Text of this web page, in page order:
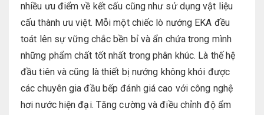
nhiều ưu điểm về kết cấu cũng như sử dụng vật liệu
cấu thành ưu việt. Mỗi một chiếc lò nướng EKA đều
toát lên sự vững chắc bền bỉ và ẩn chứa trong mình
những phẩm chất tốt nhất trong phân khúc. Là thế hệ
đầu tiên và cũng là thiết bị nướng không khói được
các chuyên gia đầu bếp đánh giá cao với công nghệ
hơi nước hiện đại. Tăng cường và điều chỉnh độ ẩm